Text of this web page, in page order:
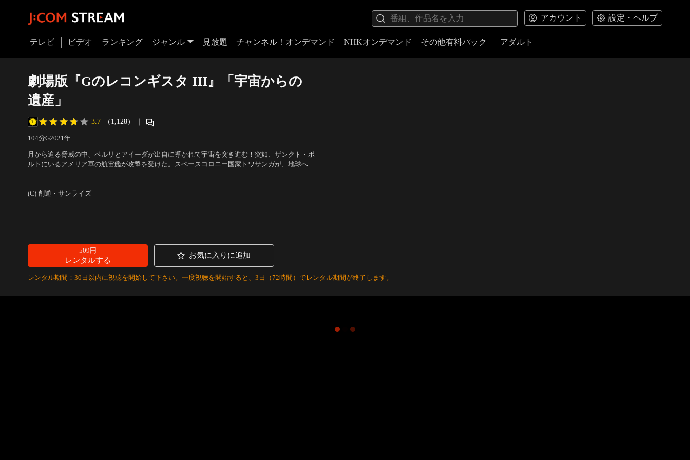
アカウント 設定・ヘルプ
テレビ ビデオ ランキング ジャンル 見放題 チャンネル！オンデマンド NHKオンデマンド その他有料パック アダルト
劇場版『Gのレコンギスタ III』「宇宙からの
遺産」
3.7 （1,128） ｜
104分G2021年
月から迫る脅威の中、ベルリとアイーダが出自に導かれて宇宙を突き進む！突如、ザンクト・ポ
ルトにいるアメリア軍の航宙艦が攻撃を受けた。スペースコロニー国家トワサンガが、地球への
(C) 創通・サンライズ
509円
レンタルする
お気に入りに追加
レンタル期間：30日以内に視聴を開始して下さい。一度視聴を開始すると、3日（72時間）でレンタル期間が終了します。